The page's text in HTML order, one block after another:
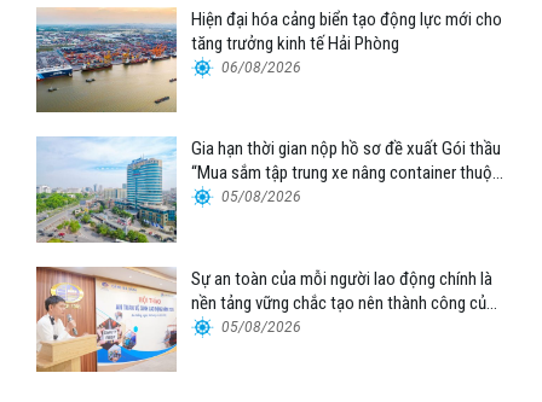
Hiện đại hóa cảng biển tạo động lực mới cho
tăng trưởng kinh tế Hải Phòng
06/08/2026
Gia hạn thời gian nộp hồ sơ đề xuất Gói thầu
“Mua sắm tập trung xe nâng container thuộc
Tổng công ty Hàng hải Việt Nam – CTCP”
05/08/2026
Sự an toàn của mỗi người lao động chính là
nền tảng vững chắc tạo nên thành công của
Cảng Đà Nẵng
05/08/2026